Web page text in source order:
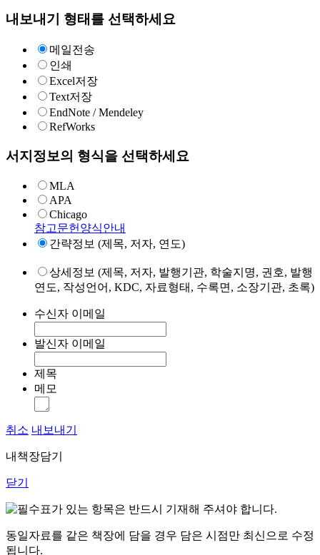
내보내기 형태를 선택하세요
메일전송
인쇄
Excel저장
Text저장
EndNote / Mendeley
RefWorks
서지정보의 형식을 선택하세요
MLA
APA
Chicago
참고문헌양식안내
간략정보 (제목, 저자, 연도)
상세정보 (제목, 저자, 발행기관, 학술지명, 권호, 발행
연도, 작성언어, KDC, 자료형태, 수록면, 소장기관, 초록)
수신자 이메일
발신자 이메일
제목
메모
취소 내보내기
내책장담기
닫기
표가 있는 항목은 반드시 기재해 주셔야 합니다.
동일자료를 같은 책장에 담을 경우 담은 시점만 최신으로 수정
됩니다.